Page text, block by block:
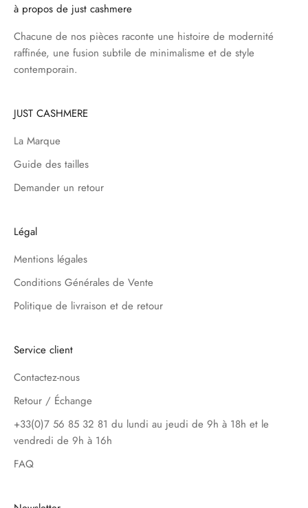
à propos de just cashmere
Chacune de nos pièces raconte une histoire de modernité
raffinée, une fusion subtile de minimalisme et de style
contemporain.
JUST CASHMERE
La Marque
Guide des tailles
Demander un retour
Légal
Mentions légales
Conditions Générales de Vente
Politique de livraison et de retour
Service client
Contactez-nous
Retour / Échange
+33(0)7 56 85 32 81 du lundi au jeudi de 9h à 18h et le
vendredi de 9h à 16h
FAQ